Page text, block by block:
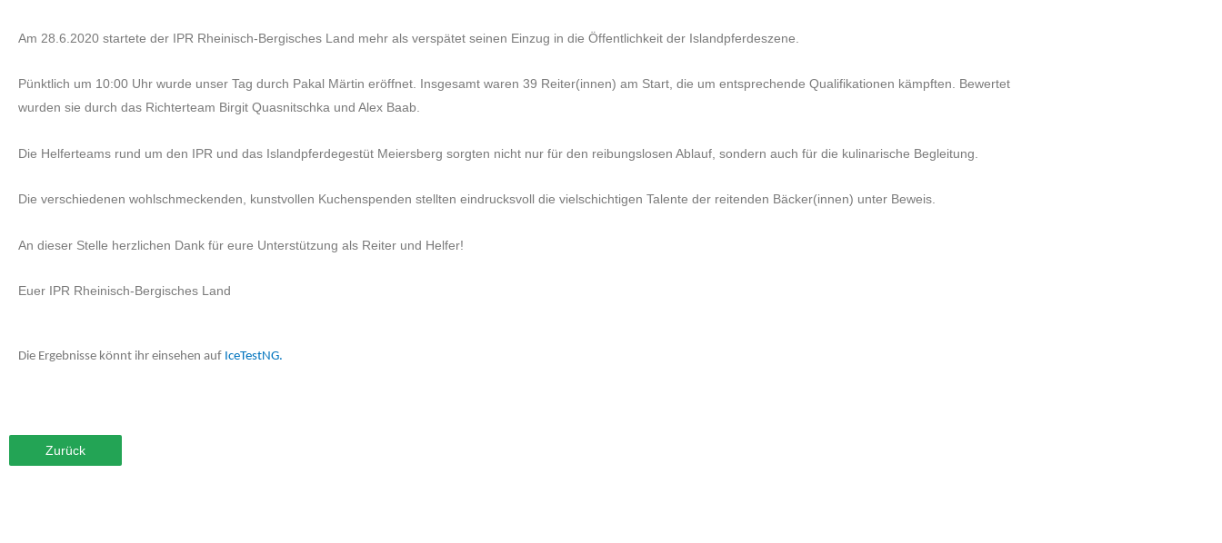
Am 28.6.2020 startete der IPR Rheinisch-Bergisches Land mehr als verspätet seinen Einzug in die Öffentlichkeit der Islandpferdeszene.
Pünktlich um 10:00 Uhr wurde unser Tag durch Pakal Märtin eröffnet. Insgesamt waren 39 Reiter(innen) am Start, die um entsprechende Qualifikationen kämpften. Bewertet
wurden sie durch das Richterteam Birgit Quasnitschka und Alex Baab.
Die Helferteams rund um den IPR und das Islandpferdegestüt Meiersberg sorgten nicht nur für den reibungslosen Ablauf, sondern auch für die kulinarische Begleitung.
Die verschiedenen wohlschmeckenden, kunstvollen Kuchenspenden stellten eindrucksvoll die vielschichtigen Talente der reitenden Bäcker(innen) unter Beweis.
An dieser Stelle herzlichen Dank für eure Unterstützung als Reiter und Helfer!
Euer IPR Rheinisch-Bergisches Land
Die Ergebnisse könnt ihr einsehen auf IceTestNG.
Zurück